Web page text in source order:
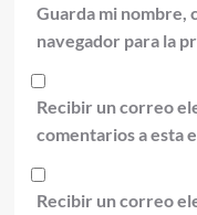
Guarda mi nombre,
navegador para la
Recibir un correo
comentarios a esta
Recibir un correo